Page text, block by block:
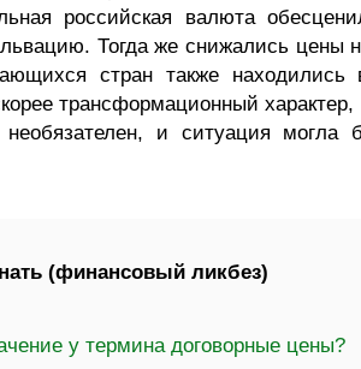
российская валюта
Тогда же снижались цены
стран также
трансформационный
и ситуация могла
(финансовый ликбез)
у термина договорные цены?